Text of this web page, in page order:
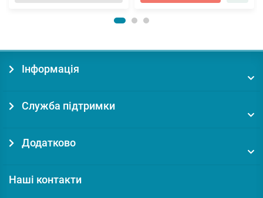
Інформація
Служба підтримки
Додатково
Наші контакти